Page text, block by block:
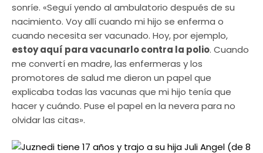
sonríe. «Seguí yendo al ambulatorio después de su
nacimiento. Voy allí cuando mi hijo se enferma o
cuando necesita ser vacunado. Hoy, por ejemplo,
estoy aquí para vacunarlo contra la polio. Cuando
me convertí en madre, las enfermeras y los
promotores de salud me dieron un papel que
explicaba todas las vacunas que mi hijo tenía que
hacer y cuándo. Puse el papel en la nevera para no
olvidar las citas».